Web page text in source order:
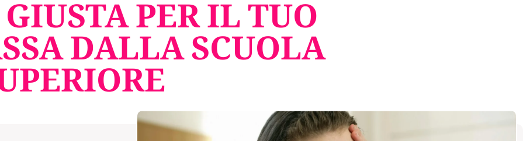
PER IL TUO
DALLA SCUOLA